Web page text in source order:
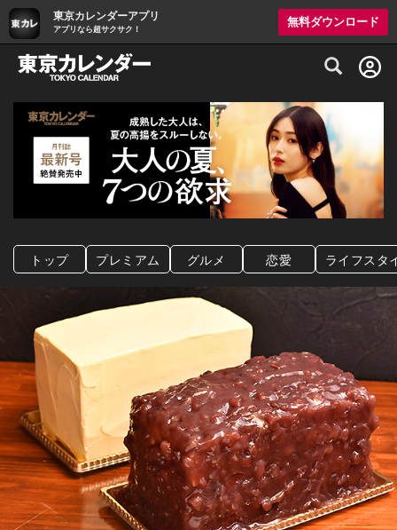
東京カレンダーアプリ
アプリなら超サクサク！
無料ダウンロード
グルメ情報・プレミアムレストラン予約
トップ プレミアム グルメ 恋愛 ライフスタ